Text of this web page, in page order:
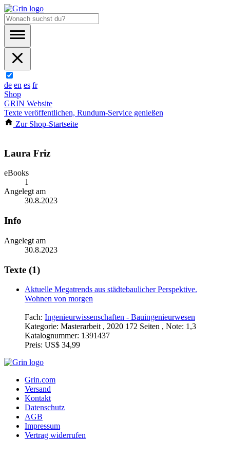
de en es fr
Shop
GRIN Website
Texte veröffentlichen, Rundum-Service genießen
Zur Shop-Startseite
Laura Friz
eBooks
1
Angelegt am
30.8.2023
Info
Angelegt am
30.8.2023
Texte (1)
Aktuelle Megatrends aus städtebaulicher Perspektive.
Wohnen von morgen
Fach: Ingenieurwissenschaften - Bauingenieurwesen
Kategorie: Masterarbeit , 2020 172 Seiten , Note: 1,3
Katalognummer: 1391437
Preis: US$ 34,99
Grin.com
Versand
Kontakt
Datenschutz
AGB
Impressum
Vertrag widerrufen